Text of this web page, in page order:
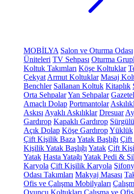
MOBİLYA Salon ve Oturma Odası
Üniteleri TV Sehpası Oturma
Koltuk Takımları Köşe Koltuklar
Çekyat Armut Koltuklar Masaj
Benchler Sallanan Koltuk Kitaplık
Orta SehpalarYan Sehpalar
Amaçlı Dolap Portmantolar
Askısı Ayaklı Askılıklar Dresuar
Gardırop Kapaklı Gardırop
Açık Dolap Köşe GardıropYüklük
Çift Kişilik Baza Yatak Başlığı Çift
Kişilik Yatak Başlığı Yatak Çift
Yatak Hasta Yatağı Yatak Pedi &
Karyola Çift Kişilik Karyola
Odası Takımları Makyaj Masası
Ofis ve Çalışma Mobilyaları
Oyuncu Koltukları Çalışma ve